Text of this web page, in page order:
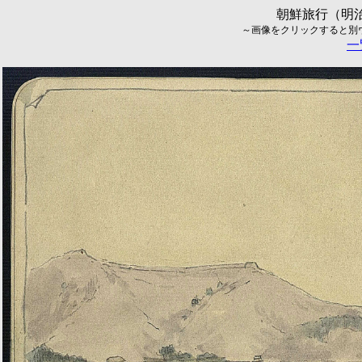
朝鮮旅行（明
～画像をクリックすると
一